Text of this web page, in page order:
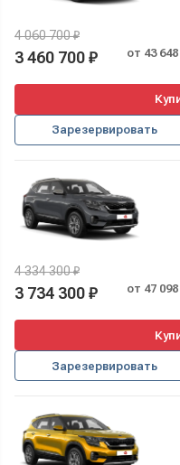
4 060 700 ₽
3 460 700 ₽ от 43
Зарезервировать
4 334 300 ₽
3 734 300 ₽ от 47
Зарезервировать